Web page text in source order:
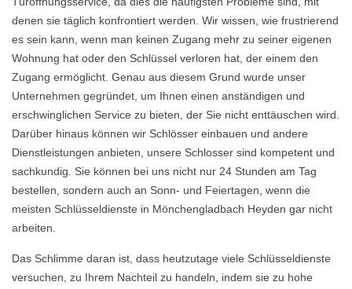
denen sie täglich konfrontiert werden. Wir wissen, wie frustrierend
es sein kann, wenn man keinen Zugang mehr zu seiner eigenen
Wohnung hat oder den Schlüssel verloren hat, der einem den
Zugang ermöglicht. Genau aus diesem Grund wurde unser
Unternehmen gegründet, um Ihnen einen anständigen und
erschwinglichen Service zu bieten, der Sie nicht enttäuschen wird.
Darüber hinaus können wir Schlösser einbauen und andere
Dienstleistungen anbieten, unsere Schlosser sind kompetent und
sachkundig. Sie können bei uns nicht nur 24 Stunden am Tag
bestellen, sondern auch an Sonn- und Feiertagen, wenn die
meisten Schlüsseldienste in Mönchengladbach Heyden gar nicht
arbeiten.
Das Schlimme daran ist, dass heutzutage viele Schlüsseldienste
versuchen, zu Ihrem Nachteil zu handeln, indem sie zu hohe